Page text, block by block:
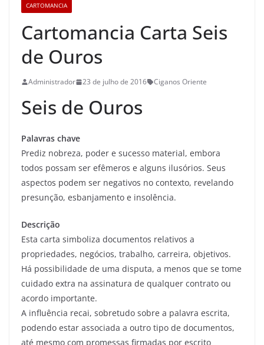
CARTOMANCIA
Cartomancia Carta Seis
de Ouros
Administrador 23 de julho de 2016 Ciganos Oriente
Seis de Ouros
Palavras chave
Prediz nobreza, poder e sucesso material, embora
todos possam ser efêmeros e alguns ilusórios. Seus
aspectos podem ser negativos no contexto, revelando
presunção, esbanjamento e insolência.
Descrição
Esta carta simboliza documentos relativos a
propriedades, negócios, trabalho, carreira, objetivos.
Há possibilidade de uma disputa, a menos que se tome
cuidado extra na assinatura de qualquer contrato ou
acordo importante.
A influência recai, sobretudo sobre a palavra escrita,
podendo estar associada a outro tipo de documentos,
até mesmo com promessas firmadas por escrito